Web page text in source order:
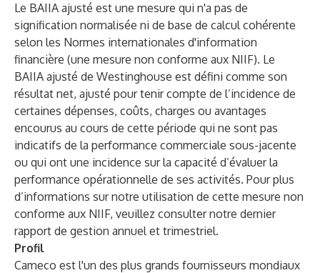
Le BAIIA ajusté est une mesure qui n'a pas de
signification normalisée ni de base de calcul cohérente
selon les Normes internationales d'information
financière (une mesure non conforme aux NIIF). Le
BAIIA ajusté de Westinghouse est défini comme son
résultat net, ajusté pour tenir compte de l’incidence de
certaines dépenses, coûts, charges ou avantages
encourus au cours de cette période qui ne sont pas
indicatifs de la performance commerciale sous-jacente
ou qui ont une incidence sur la capacité d’évaluer la
performance opérationnelle de ses activités. Pour plus
d’informations sur notre utilisation de cette mesure non
conforme aux NIIF, veuillez consulter notre dernier
rapport de gestion annuel et trimestriel.
Profil
Cameco est l'un des plus grands fournisseurs mondiaux